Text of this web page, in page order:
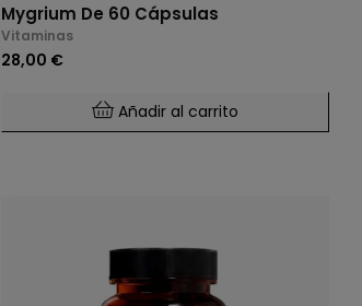
Mygrium De 60 Cápsulas
Vitaminas
28,00 €
Añadir al carrito